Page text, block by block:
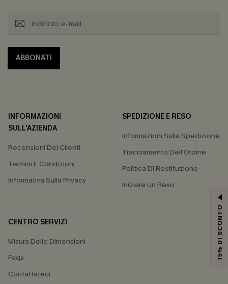
ABBONATI
INFORMAZIONI
SULL'AZIENDA
Recensioni Dei Clienti
Termini E Condizioni
Informativa Sulla Privacy
SPEDIZIONE E RESO
Informazioni Sulla Spedizione
Tracciamento Dell'Ordine
Politica Di Restituzione
Iniziare Un Reso
CENTRO SERVIZI
Misura Delle Dimensioni
Faqs
Contattateci
15% DI SCONTO